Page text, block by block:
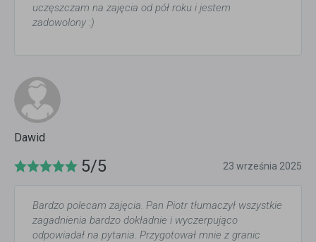
uczęszczam na zajęcia od pół roku i jestem
zadowolony :)
Dawid
5/5 23 września 2025
Bardzo polecam zajęcia. Pan Piotr tłumaczył wszystkie
zagadnienia bardzo dokładnie i wyczerpująco
odpowiadał na pytania. Przygotował mnie z granic